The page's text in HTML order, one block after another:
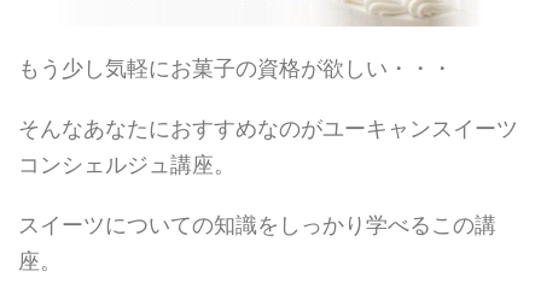
もう少し気軽にお菓子の資格が欲しい・・・
そんなあなたにおすすめなのがユーキャンスイーツ
コンシェルジュ講座。
スイーツについての知識をしっかり学べるこの講
座。